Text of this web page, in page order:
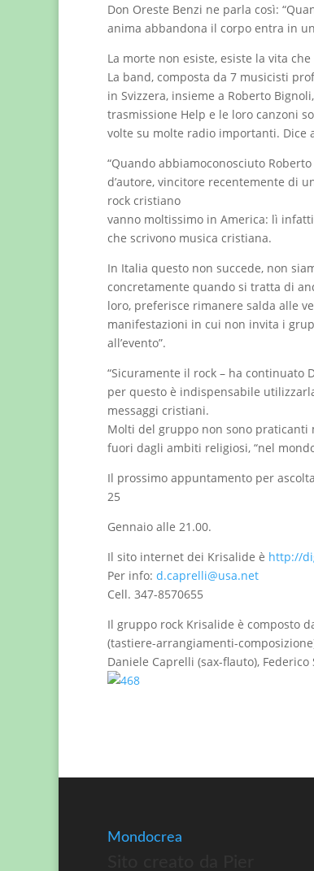
Don Oreste Benzi ne parla così:
anima abbandona il corpo entra in
La morte non esiste, esiste la vita
La band, composta da 7 musicisti
in Svizzera, insieme a Roberto
trasmissione Help e le loro canzoni
volte su molte radio importanti. Dice
“Quando abbiamoconosciuto
d’autore, vincitore recentemente di
rock cristiano
vanno moltissimo in America: lì
che scrivono musica cristiana.
In Italia questo non succede, non
concretamente quando si tratta di
loro, preferisce rimanere salda alle
manifestazioni in cui non invita i
all’evento”.
“Sicuramente il rock – ha
per questo è indispensabile
messaggi cristiani.
Molti del gruppo non sono praticanti
fuori dagli ambiti religiosi, “nel
Il prossimo appuntamento per
25
Gennaio alle 21.00.
Il sito internet dei Krisalide è http://
Per info: d.caprelli@usa.net
Cell. 347-8570655
Il gruppo rock Krisalide è composto
(tastiere-arrangiamenti-
Daniele Caprelli (sax-flauto),
Mondocrea